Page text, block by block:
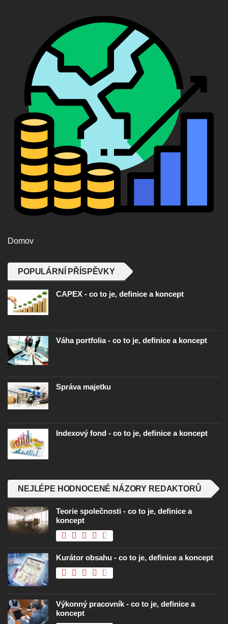
Domov
POPULÁRNÍ PŘÍSPĚVKY
CAPEX - co to je, definice a koncept
Váha portfolia - co to je, definice a koncept
Správa majetku
Indexový fond - co to je, definice a koncept
NEJLÉPE HODNOCENÉ NÁZORY REDAKTORŮ
Teorie společnosti - co to je, definice a
koncept
Kurátor obsahu - co to je, definice a koncept
Výkonný pracovník - co to je, definice a
koncept